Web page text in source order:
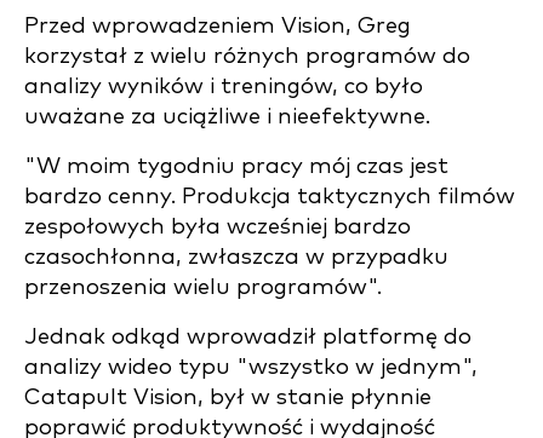
Przed wprowadzeniem Vision, Greg
korzystał z wielu różnych programów do
analizy wyników i treningów, co było
uważane za uciążliwe i nieefektywne.
"W moim tygodniu pracy mój czas jest
bardzo cenny. Produkcja taktycznych filmów
zespołowych była wcześniej bardzo
czasochłonna, zwłaszcza w przypadku
przenoszenia wielu programów".
Jednak odkąd wprowadził platformę do
analizy wideo typu "wszystko w jednym",
Catapult Vision, był w stanie płynnie
poprawić produktywność i wydajność